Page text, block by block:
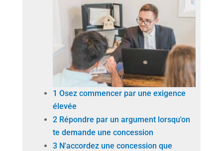
1 Osez commencer par une exigence
élevée
2 Répondre par un argument lorsqu'on
te demande une concession
3 N'accordez une concession que